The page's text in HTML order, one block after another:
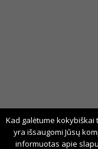
Kad galėtume kokybiškai
yra išsaugomi Jūsų
informuotas apie